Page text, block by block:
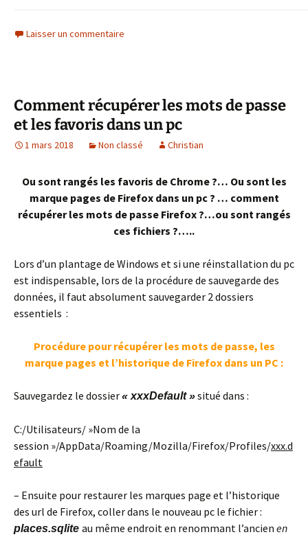
Laisser un commentaire
Comment récupérer les mots de passe
et les favoris dans un pc
1 mars 2018 Non classé Christian
Ou sont rangés les favoris de Chrome ?… Ou sont les
marque pages de Firefox dans un pc ? … comment
récupérer les mots de passe Firefox ?…ou sont rangés
ces fichiers ?…..
Lors d’un plantage de Windows et si une réinstallation du pc
est indispensable, lors de la procédure de sauvegarde des
données, il faut absolument sauvegarder 2 dossiers
essentiels :
Procédure pour récupérer les mots de passe, les
marque pages et l’historique de Firefox dans un PC :
Sauvegardez le dossier« xxxDefault »situé dans :
C:/Utilisateurs/ »Nom de la
session »/AppData/Roaming/Mozilla/Firefox/Profiles/xxx.d
efault
– Ensuite pour restaurer les marques page et l’historique
des url de Firefox, coller dans le nouveau pc le fichier :
places.sqlite au même endroit en renommant l’ancien en